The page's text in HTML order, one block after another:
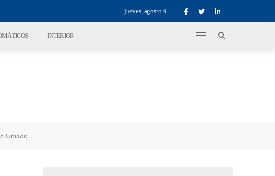
jueves, agosto 6
INTERIOR
Unidos